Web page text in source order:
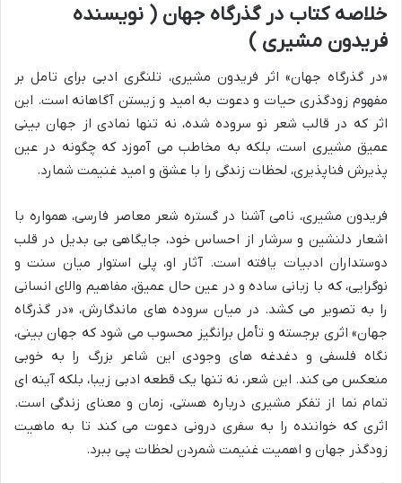
خلاصه کتاب در گذرگاه جهان ( نویسنده
فریدون مشیری )
«در گذرگاه جهان» اثر فریدون مشیری، تلنگری ادبی برای تامل بر
مفهوم زودگذری حیات و دعوت به امید و زیستن آگاهانه است. این
اثر که در قالب شعر نو سروده شده، نه تنها نمادی از جهان بینی
عمیق مشیری است، بلکه به مخاطب می آموزد که چگونه در عین
پذیرش فناپذیری، لحظات زندگی را با عشق و امید غنیمت شمارد.
فریدون مشیری، نامی آشنا در گستره شعر معاصر فارسی، همواره با
اشعار دلنشین و سرشار از احساس خود، جایگاهی بی بدیل در قلب
دوستداران ادبیات یافته است. آثار او، پلی استوار میان سنت و
نوگرایی، که با زبانی ساده و در عین حال عمیق، مفاهیم والای انسانی
را به تصویر می کشد. در میان سروده های ماندگارش، «در گذرگاه
جهان» اثری برجسته و تأمل برانگیز محسوب می شود که جهان بینی،
نگاه فلسفی و دغدغه های وجودی این شاعر بزرگ را به خوبی
منعکس می کند. این شعر، نه تنها یک قطعه ادبی زیبا، بلکه آینه ای
تمام نما از تفکر مشیری درباره هستی، زمان و معنای زندگی است.
اثری که خواننده را به سفری درونی دعوت می کند تا به ماهیت
زودگذر جهان و اهمیت غنیمت شمردن لحظات پی ببرد.